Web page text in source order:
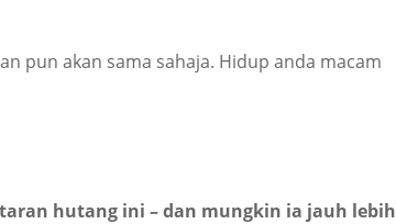
pun akan sama sahaja. Hidup anda macam
hutang ini – dan mungkin ia jauh lebih